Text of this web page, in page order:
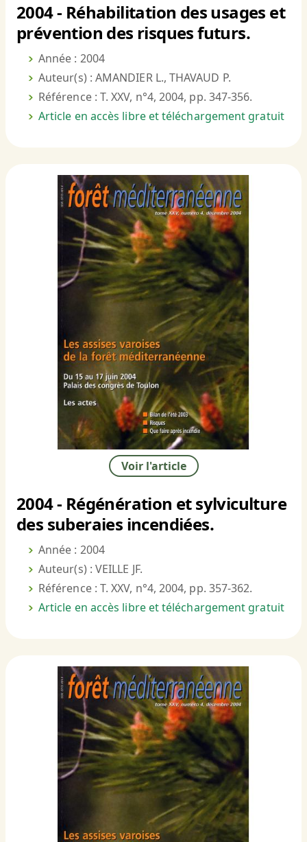
2004 - Réhabilitation des usages et
prévention des risques futurs.
Année : 2004
Auteur(s) : AMANDIER L., THAVAUD P.
Référence : T. XXV, n°4, 2004, pp. 347-356.
Article en accès libre et téléchargement gratuit
Voir l'article
2004 - Régénération et sylviculture
des suberaies incendiées.
Année : 2004
Auteur(s) : VEILLE JF.
Référence : T. XXV, n°4, 2004, pp. 357-362.
Article en accès libre et téléchargement gratuit